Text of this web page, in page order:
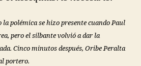
la polémica se hizo presente cuando Paul
pero el silbante volvió a dar la
Cinco minutos después, Oribe Peralta
portero.